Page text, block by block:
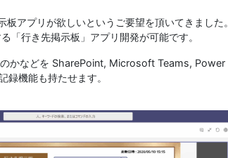
アプリが欲しいというご要望を頂いてきました。
行き先掲示板」アプリ開発が可能です。
のかなどを SharePoint, Microsoft Teams, Power
機能も持たせます。